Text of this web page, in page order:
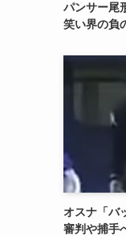
パンサー尾
笑い界の負
オスナ「バ
審判や捕手